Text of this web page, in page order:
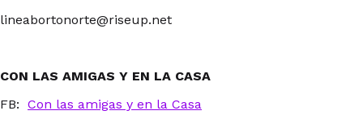
lineabortonorte@riseup.net
CON LAS AMIGAS Y EN LA CASA
FB: Con las amigas y en la Casa